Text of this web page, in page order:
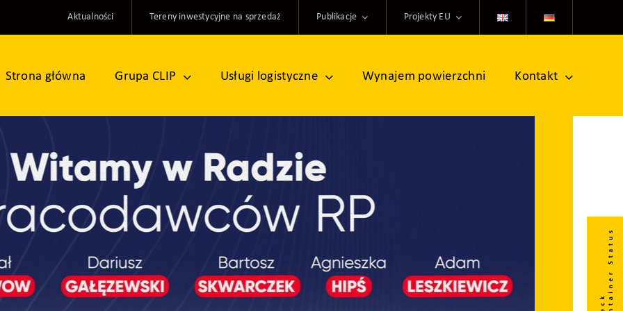
Aktualności Tereny inwestycyjne na sprzedaż Publikacje Projekty EU
Strona główna Grupa CLIP Usługi logistyczne Wynajem powierzchni Kontakt